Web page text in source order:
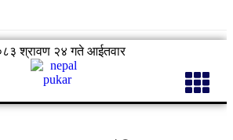
श्रावण २४ गते आईतवार